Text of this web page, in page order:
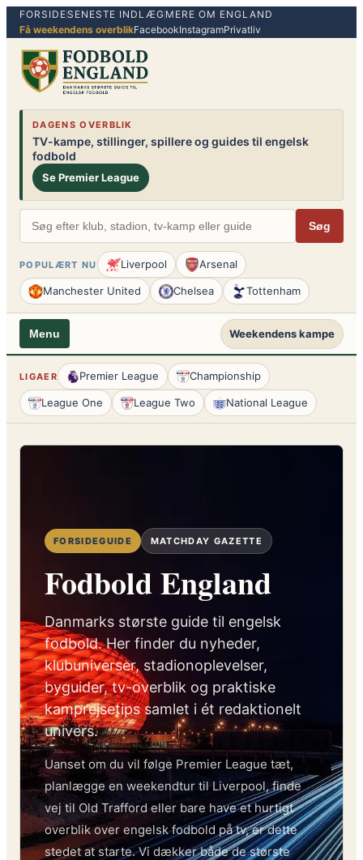
Spring
indhold
FORSIDESENESTE INDLÆGMERE OM ENGLAND
Få weekendens overblikFacebookInstagramPrivatliv
DAGENS OVERBLIK
TV-kampe, stillinger, spillere og guides til engelsk
fodbold
Se Premier League
Søg
POPULÆRT NU Liverpool Arsenal
Manchester United Chelsea Tottenham
Menu Weekendens kampe
LIGAER Premier League Championship
League One League Two National League
FORSIDEGUIDE MATCHDAY GAZETTE
Fodbold England
Danmarks største guide til engelsk
fodbold. Her finder du nyheder,
klubuniverser, stadionoplevelser,
byguider, tv-overblik og praktiske
kamprejsetips samlet i ét redaktionelt
univers.
Uanset om du vil følge Premier League tæt,
planlægge en weekendtur til Liverpool, finde
vej til Old Trafford eller bare have et hurtigt
overblik over engelsk fodbold på tv, er dette
stedet at starte. Vi dækker både de største